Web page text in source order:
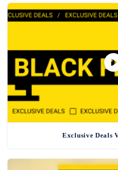
Exclusive Deals